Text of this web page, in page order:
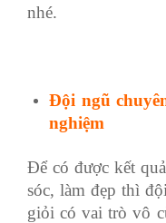
nhé.
Đội ngũ
nghiệm
Để có được kết
sóc, làm đẹp thì
giỏi có vai trò vô